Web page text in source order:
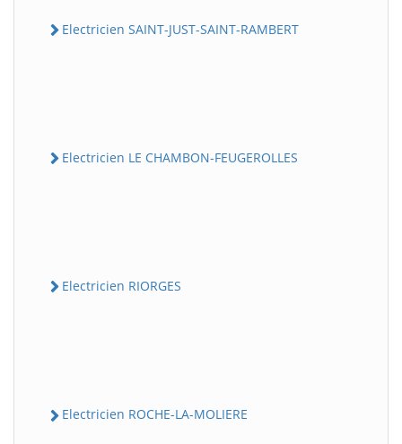
Electricien SAINT-JUST-SAINT-RAMBERT
Electricien LE CHAMBON-FEUGEROLLES
Electricien RIORGES
Electricien ROCHE-LA-MOLIERE